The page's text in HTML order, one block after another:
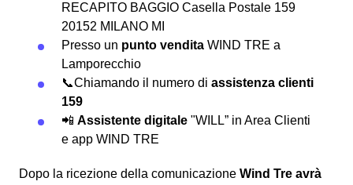
RECAPITO BAGGIO Casella Postale 159
20152 MILANO MI
Presso un punto vendita WIND TRE a
Lamporecchio
📞Chiamando il numero di assistenza clienti
159
📲 Assistente digitale "WILL” in Area Clienti
e app WIND TRE
Dopo la ricezione della comunicazione Wind Tre avrà